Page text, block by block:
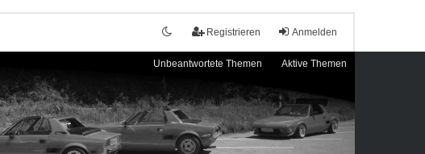
Anmelden
Registrieren
Unbeantwortete Themen Aktive Themen